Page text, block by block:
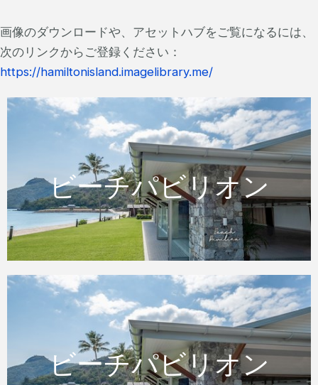
画像のダウンロードや、アセットハブをご覧になるには、
次のリンクからご登録ください：
https://hamiltonisland.imagelibrary.me/
ビーチパビリオン
ビーチパビリオン
ビーチパビリオン
ビーチパビリオン